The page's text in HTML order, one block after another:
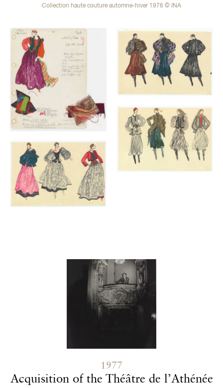
Collection haute couture automne-hiver 1976 © INA
Galerie
1977
Acquisition of the Théâtre de l’Athénée